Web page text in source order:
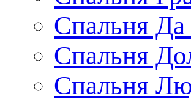
Спальня
Спальня
Спальня